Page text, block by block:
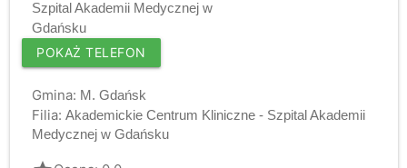
Szpital Akademii Medycznej w
Gdańsku
POKAŻ TELEFON
Gmina: M. Gdańsk
Filia: Akademickie Centrum Kliniczne - Szpital Akademii
Medycznej w Gdańsku